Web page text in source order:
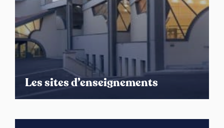
Les sites d’enseignements